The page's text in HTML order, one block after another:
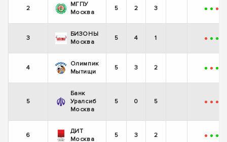
2
МГПУ
Москва
5 2 3 + + -
3
БИЗОНЫ
Москва
5 4 1 - + +
4
Олимпик
Мытищи
5 3 2 + - +
5
Банк
Уралсиб
Москва
5 0 5 - - -
6
ДИТ
Москва
5 3 2 - + +